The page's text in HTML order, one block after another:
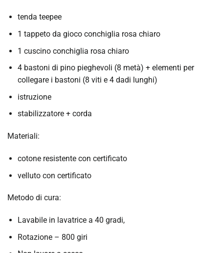
tenda teepee
1 tappeto da gioco conchiglia rosa chiaro
1 cuscino conchiglia rosa chiaro
4 bastoni di pino pieghevoli (8 metà) + elementi per
collegare i bastoni (8 viti e 4 dadi lunghi)
istruzione
stabilizzatore + corda
Materiali:
cotone resistente con certificato
velluto con certificato
Metodo di cura:
Lavabile in lavatrice a 40 gradi,
Rotazione – 800 giri